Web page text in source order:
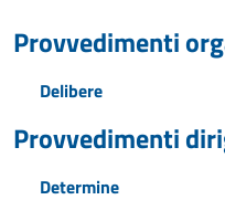
Provvedimenti
Delibere
Provvedimenti
Determine